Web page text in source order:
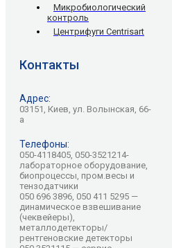
Микробиологический
контроль
Центрифуги Centrisart
Контакты
Адрес:
03151, Киев, ул. Волынская, 66-
а
Телефоны:
050-4118405, 050-3521214-
лабораторное оборудование,
биопроцессы, пром.весы и
тензодатчики
050 696 3896, 050 411 5295 —
динамическое взвешивание
(чеквейеры),
металлодетекторы/
рентгеновские детекторы